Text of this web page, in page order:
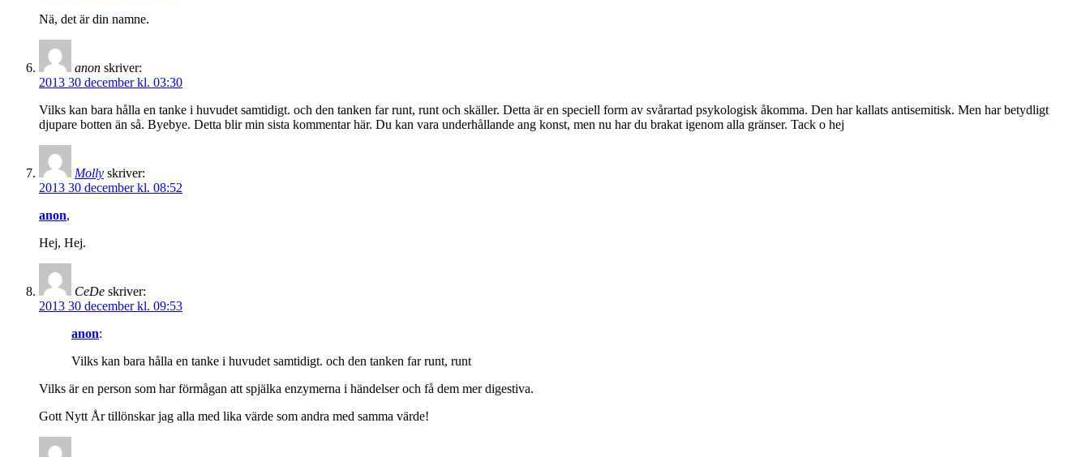
Nä, det är din namne.
anon skriver:
2013 30 december kl. 03:30
Vilks kan bara hålla en tanke i huvudet samtidigt. och den tanken far runt, runt och skäller. Detta är en speciell form av svårartad psykologisk åkomma. Den har kallats antisemitisk. Men har betydligt
djupare botten än så. Byebye. Detta blir min sista kommentar här. Du kan vara underhållande ang konst, men nu har du brakat igenom alla gränser. Tack o hej
Molly skriver:
2013 30 december kl. 08:52
anon,
Hej, Hej.
CeDe skriver:
2013 30 december kl. 09:53
anon:
Vilks kan bara hålla en tanke i huvudet samtidigt. och den tanken far runt, runt
Vilks är en person som har förmågan att spjälka enzymerna i händelser och få dem mer digestiva.
Gott Nytt År tillönskar jag alla med lika värde som andra med samma värde!